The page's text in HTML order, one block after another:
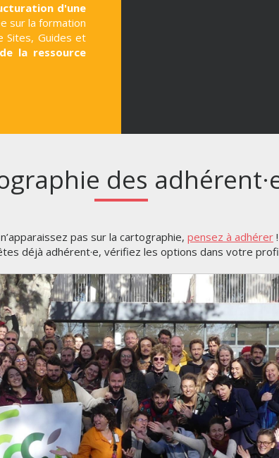
d'une
sur la formation
Sites, Guides et
la ressource
des
pas sur la cartographie, pensez à adhérer !
déjà adhérent·e, vérifiez les options dans votre